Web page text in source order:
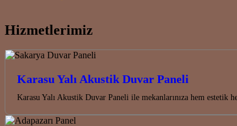
Hizmetlerimiz
Karasu Yalı Akustik Duvar Paneli
Karasu Yalı Akustik Duvar Paneli ile mekanlarınıza hem estetik